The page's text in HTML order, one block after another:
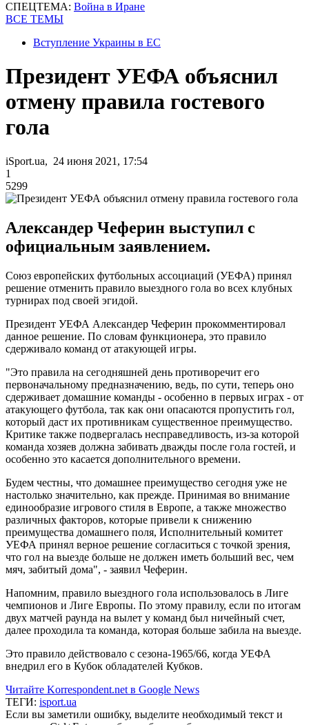
СПЕЦТЕМА: Война в Иране
ВСЕ ТЕМЫ
Вступление Украины в ЕС
Президент УЕФА объяснил
отмену правила гостевого
гола
iSport.ua, 24 июня 2021, 17:54
1
5299
Александер Чеферин выступил с
официальным заявлением.
Союз европейских футбольных ассоциаций (УЕФА) принял
решение отменить правило выездного гола во всех клубных
турнирах под своей эгидой.
Президент УЕФА Александер Чеферин прокомментировал
данное решение. По словам функционера, это правило
сдерживало команд от атакующей игры.
"Это правила на сегодняшней день противоречит его
первоначальному предназначению, ведь, по сути, теперь оно
сдерживает домашние команды - особенно в первых играх - от
атакующего футбола, так как они опасаются пропустить гол,
который даст их противникам существенное преимущество.
Критике также подвергалась несправедливость, из-за которой
команда хозяев должна забивать дважды после гола гостей, и
особенно это касается дополнительного времени.
Будем честны, что домашнее преимущество сегодня уже не
настолько значительно, как прежде. Принимая во внимание
единообразие игрового стиля в Европе, а также множество
различных факторов, которые привели к снижению
преимущества домашнего поля, Исполнительный комитет
УЕФА принял верное решение согласиться с точкой зрения,
что гол на выезде больше не должен иметь больший вес, чем
мяч, забитый дома", - заявил Чеферин.
Напомним, правило выездного гола использовалось в Лиге
чемпионов и Лиге Европы. По этому правилу, если по итогам
двух матчей раунда на вылет у команд был ничейный счет,
далее проходила та команда, которая больше забила на выезде.
Это правило действовало с сезона-1965/66, когда УЕФА
внедрил его в Кубок обладателей Кубков.
Читайте Korrespondent.net в Google News
ТЕГИ: isport.ua
Если вы заметили ошибку, выделите необходимый текст и